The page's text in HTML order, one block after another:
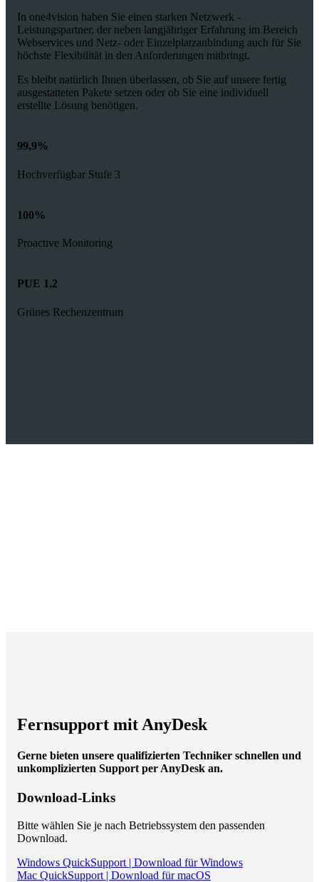
In one4vision haben Sie einen starken Netzwerk -
Leistungspartner, der neben langjähriger Erfahrung im Bereich
Webservices und Netz- oder Einzelplatzanbindung auch für Sie
höchste Flexibilität in den Anforderungen mitbringt.
Es bleibt natürlich Ihnen überlassen, ob Sie auf unsere fertig
ausgestatteten Pakete setzen oder ob Sie eine individuell
erstellte Lösung benötigen.
99,9%
Hochverfügbar Stufe 3
100%
Proactive Monitoring
PUE 1,2
Grünes Rechenzentrum
Fernsupport mit AnyDesk
Gerne bieten unsere qualifizierten Techniker schnellen und
unkomplizierten Support per AnyDesk an.
Download-Links
Bitte wählen Sie je nach Betriebssystem den passenden
Download.
Windows QuickSupport | Download für Windows
Mac QuickSupport | Download für macOS